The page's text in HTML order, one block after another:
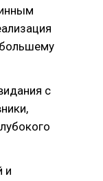
с
и